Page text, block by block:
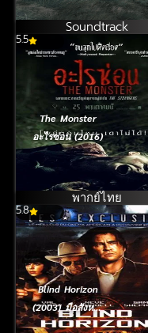
Soundtrack
5.5
The Monster
อะไรซ่อน (2016)
พากย์ไทย
5.8
Blind Horizon
(2003) มือสังหาร
สลับร่าง